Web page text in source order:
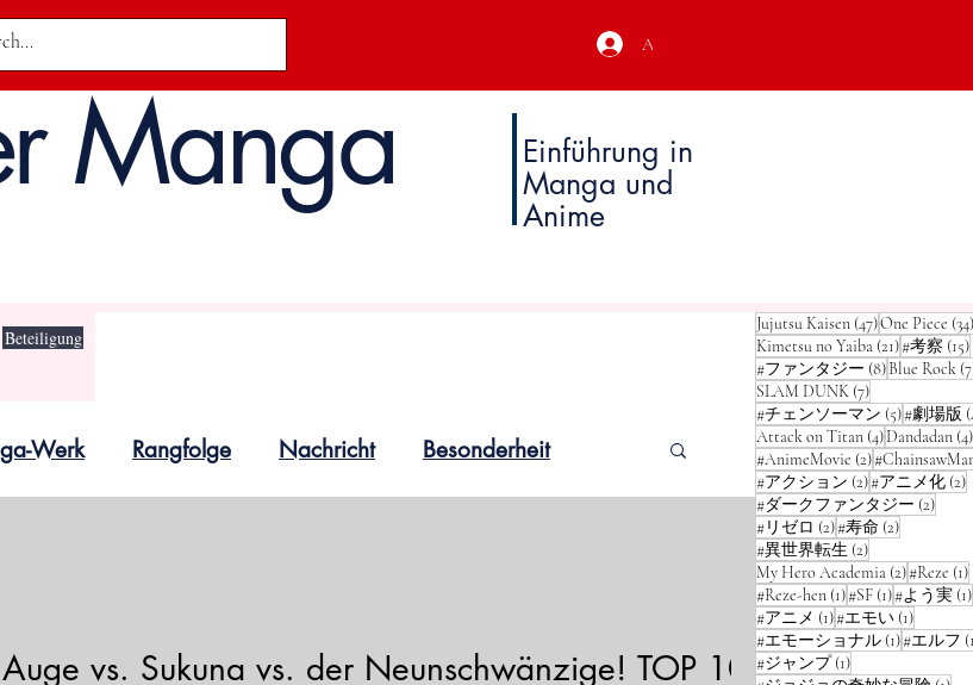
Anmeldung
Manga
Einführung in
Manga und
Anime
Beteiligung
Werk Rangfolge Nachricht Besonderheit
vs. Sukuna vs. der Neunschwänzige! TOP 10
Jujutsu Kaisen (47)47 Beiträge
One Piece (34)
Kimetsu no Yaiba (21)21 Beiträge
#考察 (15)
#ファンタジー (8)8 Beiträge
Blue Rock
SLAM DUNK (7)7 Beiträge
#チェンソーマン (5)5 Beiträge
#劇場版
Attack on Titan (4)4 Beiträge
Dandadan (4)
#AnimeMovie (2)2 Beiträge
#アクション (2)2 Beiträge
#アニメ化 (2)
#ダークファンタジー (2)2
#リゼロ (2)2 Beiträge
#寿命 (2)2 Beiträge
#異世界転生 (2)2 Beiträge
My Hero Academia (2)2 Beiträge
#Reze (1)
#Reze-hen (1)1 Beitrag
#SF (1)1 Beitrag
#よう実 (1)
#アニメ (1)1 Beitrag
#エモい (1)1 Beitrag
#エモーショナル (1)1 Beitrag
#エルフ
#ジャンプ (1)1 Beitrag